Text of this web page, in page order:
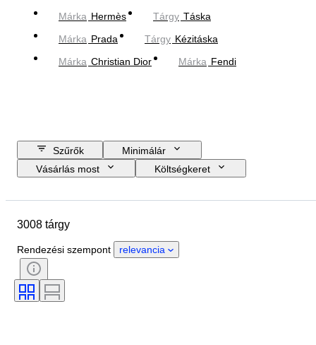
Márka Hermès Tárgy Táska
Márka Prada Tárgy Kézitáska
Márka Christian Dior Márka Fendi
Szűrők
Minimálár
Vásárlás most
Költségkeret
Tárgy
Nem
Tanúsítvány
Szín
Tartozékok mellékelve
Ráírt méret
3008 tárgy
Rendezési szempont relevancia